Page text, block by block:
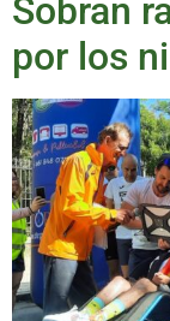
Sobran
por los